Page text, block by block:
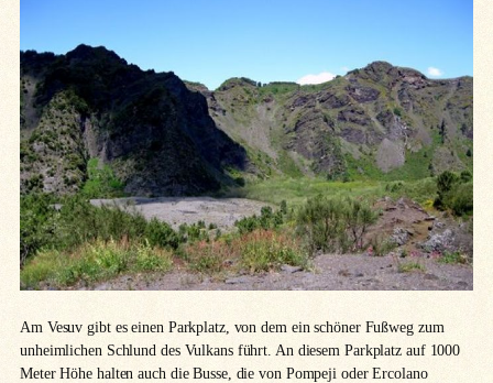
Am Vesuv gibt es einen Parkplatz, von dem ein schöner Fußweg zum
unheimlichen Schlund des Vulkans führt. An diesem Parkplatz auf 1000
Meter Höhe halten auch die Busse, die von Pompeji oder Ercolano